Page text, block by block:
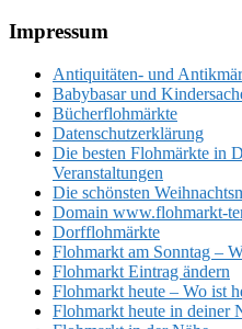
Footer
Impressum
Antiquitäten- und
Babybasar und
Bücherflohmärkte
Datenschutzerklärung
Die besten Flohmärkte in
Veranstaltungen
Die schönsten
Domain www.flohmarkt-
Dorfflohmärkte
Flohmarkt am Sonntag –
Flohmarkt Eintrag ändern
Flohmarkt heute – Wo ist
Flohmarkt heute in deiner